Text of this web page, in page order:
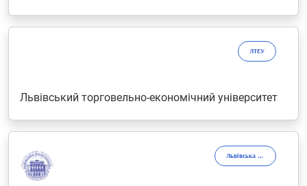
ЛТЕУ
Львівський торговельно-економічний університет
Львівська політехніка